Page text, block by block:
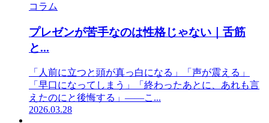
コラム
プレゼンが苦手なのは性格じゃない｜舌筋
と...
「人前に立つと頭が真っ白になる」「声が震える」
「早口になってしまう」「終わったあとに、あれも言
えたのにと後悔する」——こ...
2026.03.28